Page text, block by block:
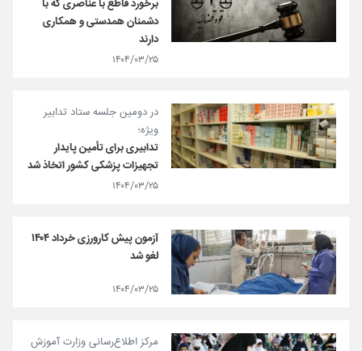
برخورد قاطع با عناصری که با
دشمنان همدستی و همکاری
دارند
۱۴۰۴/۰۳/۲۵
در دومین جلسه ستاد تدابیر
ویژه؛
تدابیری برای تأمین پایدار
تجهیزات پزشکی کشور اتخاذ شد
۱۴۰۴/۰۳/۲۵
آزمون پیش کارورزی خرداد ۱۴۰۴
لغو شد
۱۴۰۴/۰۳/۲۵
مرکز اطلاع‌رسانی وزارت آموزش